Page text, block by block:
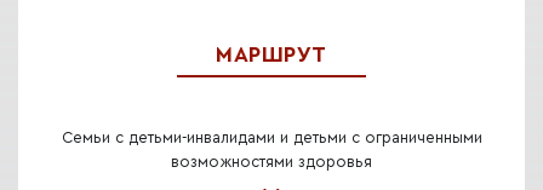
МАРШРУТ
Семьи с детьми-инвалидами и детьми с ограниченными
возможностями здоровья